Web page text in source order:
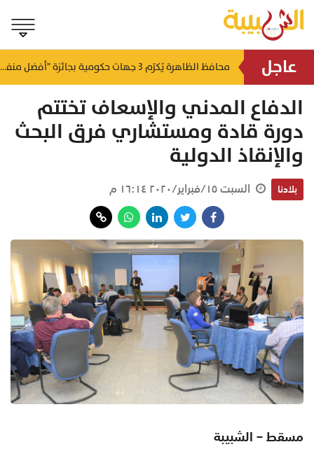
عاجل
منذ ١٥ ساعة منذ ١٦ ساعة محافظ الظاهرة يُكرّم 3 جهات حكومية بجائزة "أفضل منفذ تقديم خدمة" لعام 2025
الدفاع المدني والإسعاف تختتم
دورة قادة ومستشاري فرق البحث
والإنقاذ الدولية
بلادنا السبت ١٥/فبراير/٢٠٢٠ ١٦:١٤ م
مسقط – الشبيبة